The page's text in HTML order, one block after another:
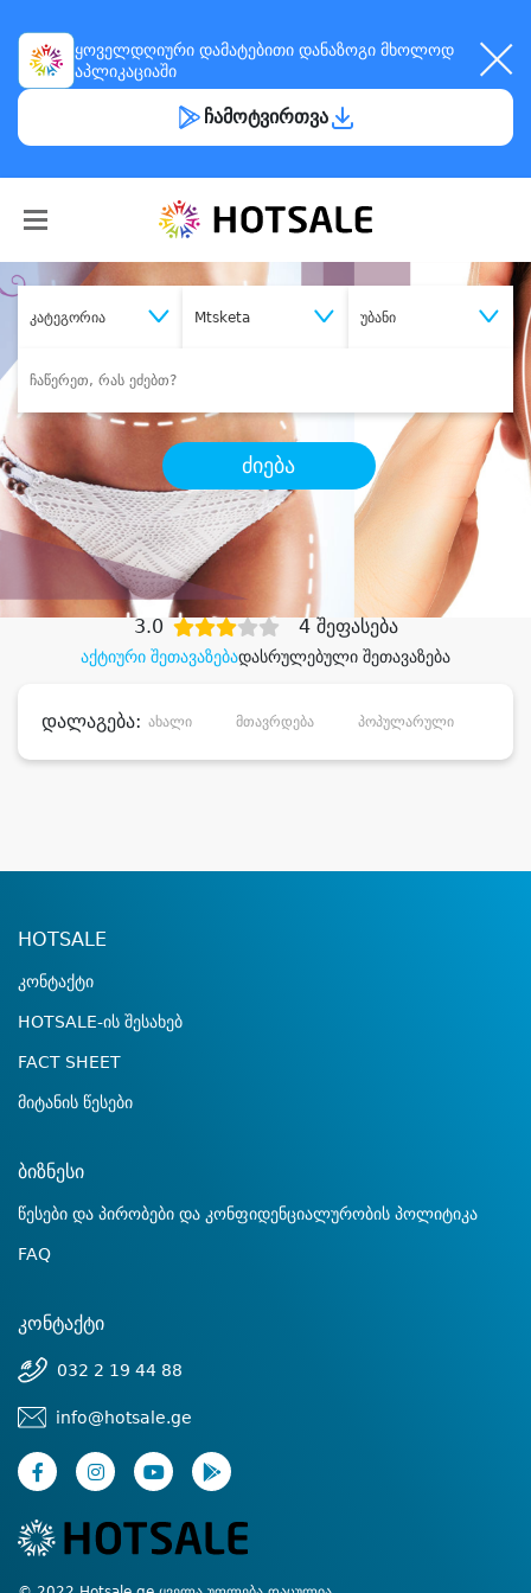
ყოველდღიური დამატებითი დანაზოგი მხოლოდ
აპლიკაციაში
ჩამოტვირთვა
კატეგორია Mtsketa უბანი
ძიება
შეიძინესასურველი მომსახურება
დიდი დანაზოგით
აქტიური შეთავაზებადასრულებული შეთავაზება
3.0 4 შეფასება
დალაგება: ახალი მთავრდება პოპულარული
HOTSALE
კონტაქტი
HOTSALE-ის შესახებ
FACT SHEET
მიტანის წესები
ბიზნესი
წესები და პირობები და კონფიდენციალურობის პოლიტიკა
FAQ
კონტაქტი
032 2 19 44 88
info@hotsale.ge